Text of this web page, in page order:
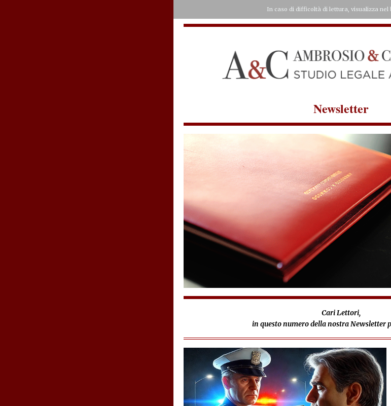
In caso di difficoltà di lettura, visualizza nel
‍Newsletter
Cari Lettori,
in questo numero della nostra Newsletter